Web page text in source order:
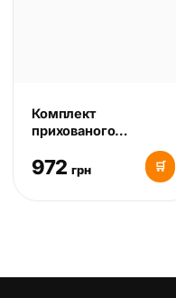
Комплект
прихованого
підключення шнура
25x50 під профільний
стояк, сатин
972 грн 🛒